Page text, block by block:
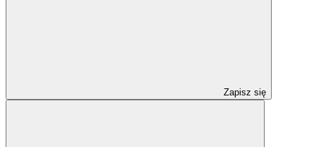
Zapisz się